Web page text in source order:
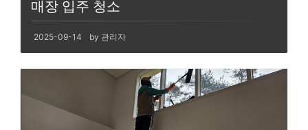
매장 입주 청소
2025-09-14 by 관리자